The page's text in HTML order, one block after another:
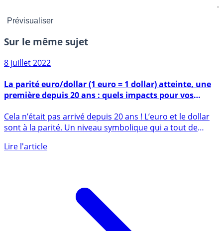
Sur le même sujet
La parité euro/dollar (1 euro = 1 dollar) atteinte, une
finances personnelles ?
Cela n’était pas arrivé depuis 20 ans ! L’euro et le dollar
sont à la parité. Un niveau symbolique qui a tout de
même une (...)